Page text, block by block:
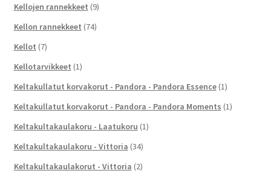
Kellojen rannekkeet (9)
Kellon rannekkeet (74)
Kellot (7)
Kellotarvikkeet (1)
Keltakullatut korvakorut - Pandora - Pandora Essence (1)
Keltakullatut korvakorut - Pandora - Pandora Moments (1)
Keltakultakaulakoru - Laatukoru (1)
Keltakultakaulakoru - Vittoria (34)
Keltakultakaulakorut - Vittoria (2)